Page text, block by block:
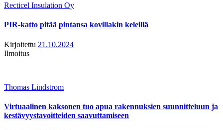
Recticel Insulation Oy
PIR-katto pitää pintansa kovillakin keleillä
Kirjoitettu 21.10.2024
Ilmoitus
Thomas Lindstrom
Virtuaalinen kaksonen tuo apua rakennuksien suunnitteluun ja
kestävyystavoitteiden saavuttamiseen